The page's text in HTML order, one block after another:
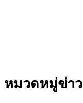
หมวดหมู่ข่าว